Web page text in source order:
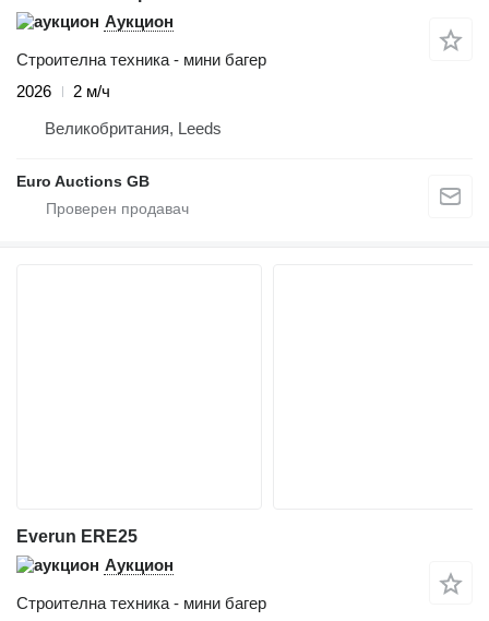
Аукцион
Строителна техника - мини багер
2026
2 м/ч
Великобритания, Leeds
Euro Auctions GB
Everun ERE25
Аукцион
Строителна техника - мини багер